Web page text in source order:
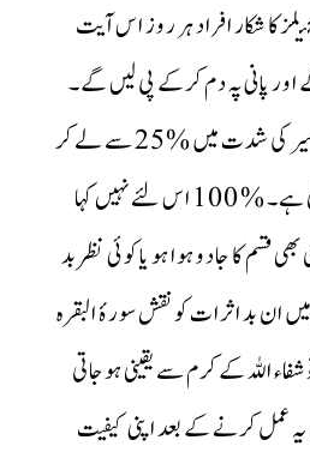
شکار افراد ہر روز اس آیت
گے اور پانی پہ دم کرکے پی لیں گے۔
۷ دن ایسا کرنے سے بواسیر کی شدت میں %25 سے لے کر
%50 تک کمی دیکھی گئی ہے۔ % 100 اس لئے نہیں کہا
قسم کا جادو ہوا ہو یا کوئی نظر بد
ان بد اثرات کو نقش سورۂ البقرہ
اللہ کے کرم سے یقینی ہوجاتی
کرنے کے بعد اپنی کیفیت